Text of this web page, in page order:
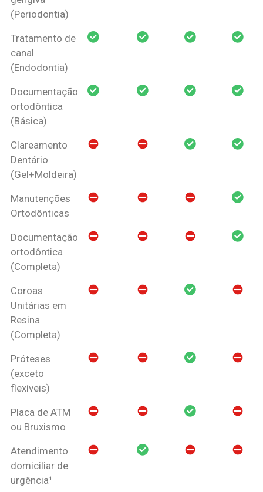
(Periodontia)
Tratamento de
canal
(Endodontia)
Documentação
ortodôntica
(Básica)
Clareamento
Dentário
(Gel+Moldeira)
Manutenções
Ortodônticas
Documentação
ortodôntica
(Completa)
Coroas
Unitárias em
Resina
(Completa)
Próteses
(exceto
flexíveis)
Placa de ATM
ou Bruxismo
Atendimento
domiciliar de
urgência¹